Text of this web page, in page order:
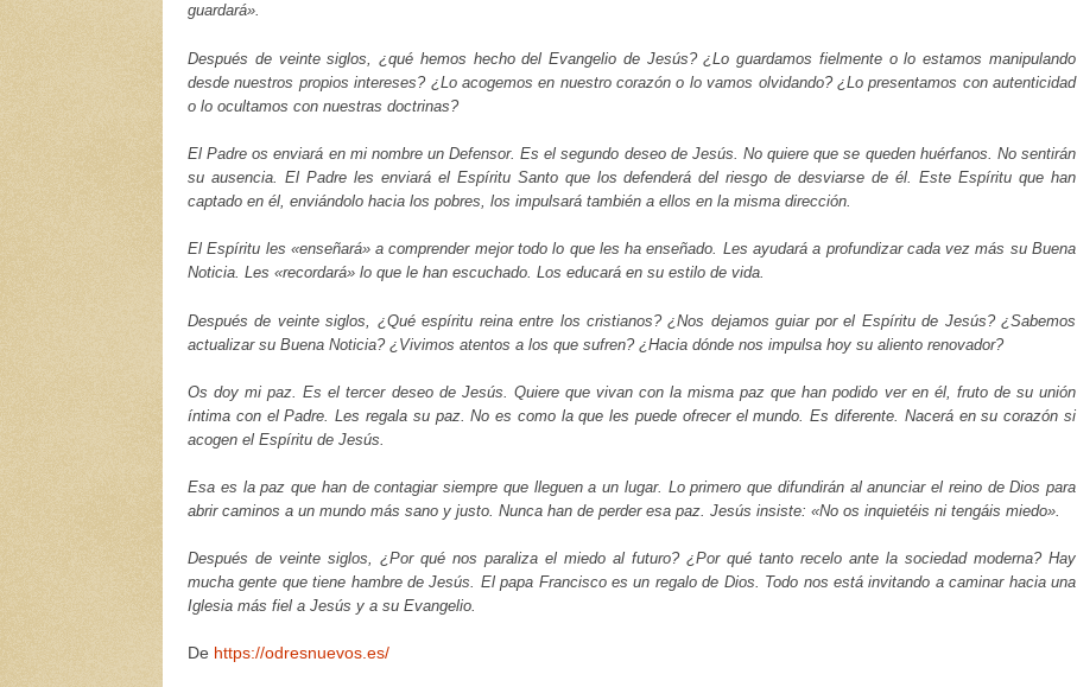
guardará».
Después de veinte siglos, ¿qué hemos hecho del Evangelio de Jesús? ¿Lo guardamos fielmente o lo estamos manipulando
desde nuestros propios intereses? ¿Lo acogemos en nuestro corazón o lo vamos olvidando? ¿Lo presentamos con autenticidad
o lo ocultamos con nuestras doctrinas?
El Padre os enviará en mi nombre un Defensor. Es el segundo deseo de Jesús. No quiere que se queden huérfanos. No sentirán
su ausencia. El Padre les enviará el Espíritu Santo que los defenderá del riesgo de desviarse de él. Este Espíritu que han
captado en él, enviándolo hacia los pobres, los impulsará también a ellos en la misma dirección.
El Espíritu les «enseñará» a comprender mejor todo lo que les ha enseñado. Les ayudará a profundizar cada vez más su Buena
Noticia. Les «recordará» lo que le han escuchado. Los educará en su estilo de vida.
Después de veinte siglos, ¿Qué espíritu reina entre los cristianos? ¿Nos dejamos guiar por el Espíritu de Jesús? ¿Sabemos
actualizar su Buena Noticia? ¿Vivimos atentos a los que sufren? ¿Hacia dónde nos impulsa hoy su aliento renovador?
Os doy mi paz. Es el tercer deseo de Jesús. Quiere que vivan con la misma paz que han podido ver en él, fruto de su unión
íntima con el Padre. Les regala su paz. No es como la que les puede ofrecer el mundo. Es diferente. Nacerá en su corazón si
acogen el Espíritu de Jesús.
Esa es la paz que han de contagiar siempre que lleguen a un lugar. Lo primero que difundirán al anunciar el reino de Dios para
abrir caminos a un mundo más sano y justo. Nunca han de perder esa paz. Jesús insiste: «No os inquietéis ni tengáis miedo».
Después de veinte siglos, ¿Por qué nos paraliza el miedo al futuro? ¿Por qué tanto recelo ante la sociedad moderna? Hay
mucha gente que tiene hambre de Jesús. El papa Francisco es un regalo de Dios. Todo nos está invitando a caminar hacia una
Iglesia más fiel a Jesús y a su Evangelio.
De https://odresnuevos.es/